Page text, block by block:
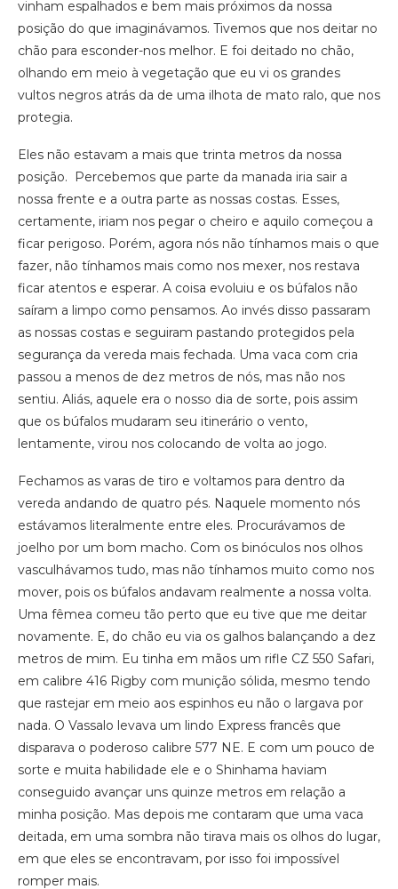
vinham espalhados e bem mais próximos da nossa
posição do que imaginávamos. Tivemos que nos deitar no
chão para esconder-nos melhor. E foi deitado no chão,
olhando em meio à vegetação que eu vi os grandes
vultos negros atrás da de uma ilhota de mato ralo, que nos
protegia.
Eles não estavam a mais que trinta metros da nossa
posição. Percebemos que parte da manada iria sair a
nossa frente e a outra parte as nossas costas. Esses,
certamente, iriam nos pegar o cheiro e aquilo começou a
ficar perigoso. Porém, agora nós não tínhamos mais o que
fazer, não tínhamos mais como nos mexer, nos restava
ficar atentos e esperar. A coisa evoluiu e os búfalos não
saíram a limpo como pensamos. Ao invés disso passaram
as nossas costas e seguiram pastando protegidos pela
segurança da vereda mais fechada. Uma vaca com cria
passou a menos de dez metros de nós, mas não nos
sentiu. Aliás, aquele era o nosso dia de sorte, pois assim
que os búfalos mudaram seu itinerário o vento,
lentamente, virou nos colocando de volta ao jogo.
Fechamos as varas de tiro e voltamos para dentro da
vereda andando de quatro pés. Naquele momento nós
estávamos literalmente entre eles. Procurávamos de
joelho por um bom macho. Com os binóculos nos olhos
vasculhávamos tudo, mas não tínhamos muito como nos
mover, pois os búfalos andavam realmente a nossa volta.
Uma fêmea comeu tão perto que eu tive que me deitar
novamente. E, do chão eu via os galhos balançando a dez
metros de mim. Eu tinha em mãos um rifle CZ 550 Safari,
em calibre 416 Rigby com munição sólida, mesmo tendo
que rastejar em meio aos espinhos eu não o largava por
nada. O Vassalo levava um lindo Express francês que
disparava o poderoso calibre 577 NE. E com um pouco de
sorte e muita habilidade ele e o Shinhama haviam
conseguido avançar uns quinze metros em relação a
minha posição. Mas depois me contaram que uma vaca
deitada, em uma sombra não tirava mais os olhos do lugar,
em que eles se encontravam, por isso foi impossível
romper mais.